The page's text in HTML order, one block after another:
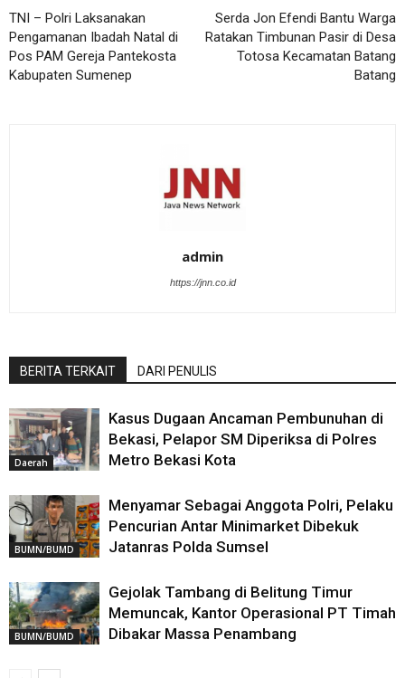
TNI – Polri Laksanakan
Pengamanan Ibadah Natal di
Pos PAM Gereja Pantekosta
Kabupaten Sumenep
Serda Jon Efendi Bantu Warga
Ratakan Timbunan Pasir di Desa
Totosa Kecamatan Batang
Batang
admin
https://jnn.co.id
BERITA TERKAIT DARI PENULIS
Daerah
Kasus Dugaan Ancaman Pembunuhan di
Bekasi, Pelapor SM Diperiksa di Polres
Metro Bekasi Kota
BUMN/BUMD
Menyamar Sebagai Anggota Polri, Pelaku
Pencurian Antar Minimarket Dibekuk
Jatanras Polda Sumsel
BUMN/BUMD
Gejolak Tambang di Belitung Timur
Memuncak, Kantor Operasional PT Timah
Dibakar Massa Penambang